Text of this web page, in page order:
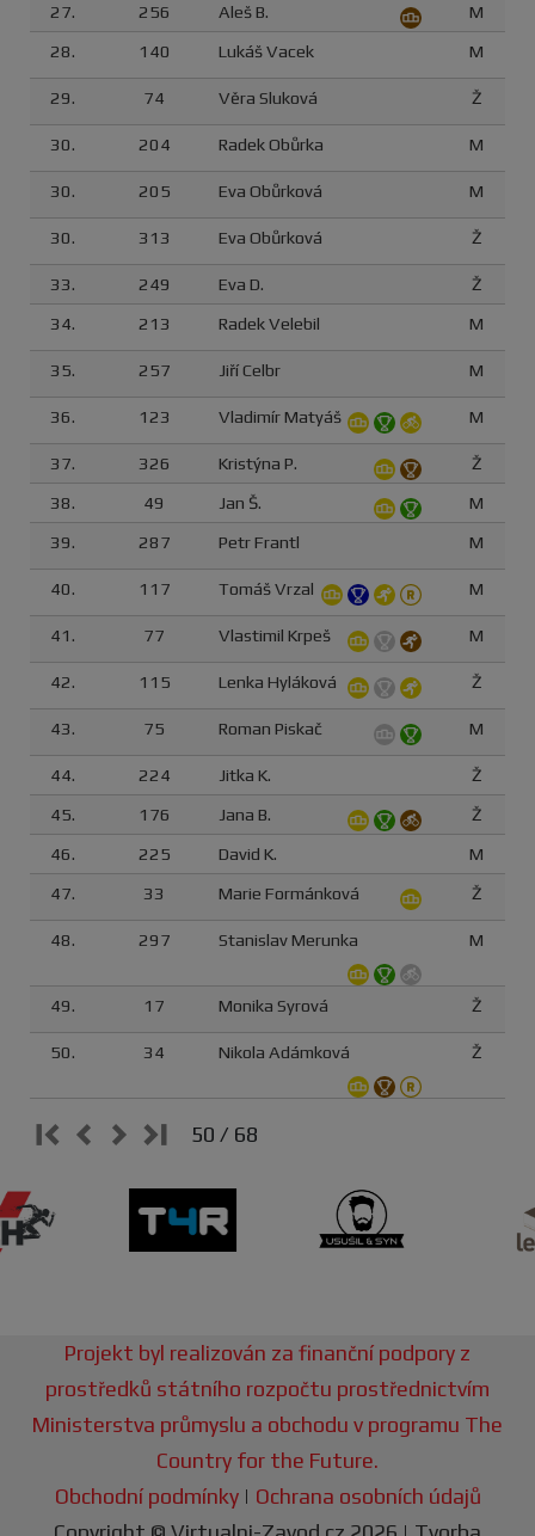
27.
256 Aleš B.
M
28.
140 Lukáš Vacek M
29. 74 Věra Sluková Ž
30. 204 Radek Obůrka M
30. 205 Eva Obůrková M
30. 313 Eva Obůrková Ž
33. 249 Eva D.
Ž
34.
213 Radek Velebil M
35. 257 Jiří Celbr M
36. 123 Vladimír Matyáš M
37. 326 Kristýna P.
Ž
38.
49 Jan Š.
M
39.
287 Petr Frantl M
40. 117 Tomáš Vrzal M
41. 77 Vlastimil Krpeš M
42. 115 Lenka Hyláková Ž
43. 75 Roman Piskač M
44. 224 Jitka K.
Ž
45.
176 Jana B.
Ž
46.
225 David K.
M
47.
33 Marie Formánková Ž
48. 297 Stanislav Merunka M
49. 17 Monika Syrová Ž
50. 34 Nikola Adámková Ž
50 / 68
Projekt byl realizován za finanční podpory z
prostředků státního rozpočtu prostřednictvím
Ministerstva průmyslu a obchodu v programu The
Country for the Future.
Obchodní podmínky| Ochrana osobních údajů